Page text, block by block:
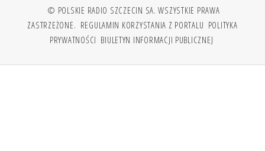
© POLSKIE RADIO SZCZECIN SA. WSZYSTKIE PRAWA
ZASTRZEŻONE. REGULAMIN KORZYSTANIA Z PORTALU POLITYKA
PRYWATNOŚCI BIULETYN INFORMACJI PUBLICZNEJ